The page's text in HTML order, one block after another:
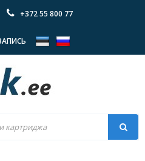
+372 55 800 77